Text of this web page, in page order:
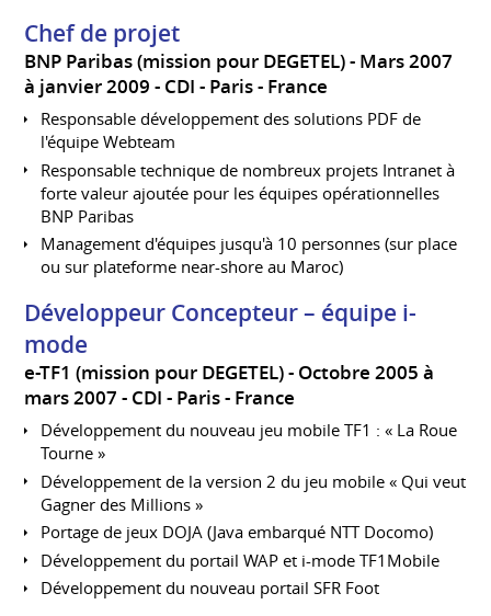
Chef de projet
BNP Paribas (mission pour DEGETEL)
Mars 2007
à janvier 2009 CDI Paris France
Responsable développement des solutions PDF de
l'équipe Webteam
Responsable technique de nombreux projets Intranet à
forte valeur ajoutée pour les équipes opérationnelles
BNP Paribas
Management d'équipes jusqu'à 10 personnes (sur place
ou sur plateforme near-shore au Maroc)
Développeur Concepteur – équipe i-
mode
e-TF1 (mission pour DEGETEL)
Octobre 2005 à
mars 2007 CDI Paris France
Développement du nouveau jeu mobile TF1 : « La Roue
Tourne »
Développement de la version 2 du jeu mobile « Qui veut
Gagner des Millions »
Portage de jeux DOJA (Java embarqué NTT Docomo)
Développement du portail WAP et i-mode TF1Mobile
Développement du nouveau portail SFR Foot